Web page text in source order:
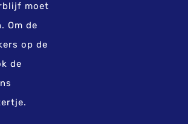
moet
Om de
op de
de